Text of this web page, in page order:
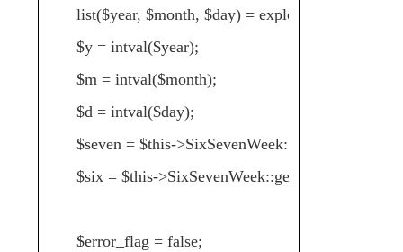
list($year, $month, $day) = explode('-', $ymd);
$y = intval($year);
$m = intval($month);
$d = intval($day);
$seven = $this->SixSevenWeek::getSeven($y,
$six = $this->SixSevenWeek::getSix($ymd);
$error_flag = false;